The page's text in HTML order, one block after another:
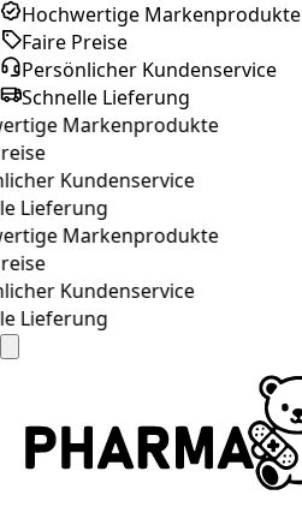
Hochwertige Markenprodukte
Faire Preise
Persönlicher Kundenservice
Schnelle Lieferung
Markenprodukte
Kundenservice
Lieferung
Markenprodukte
Kundenservice
Lieferung